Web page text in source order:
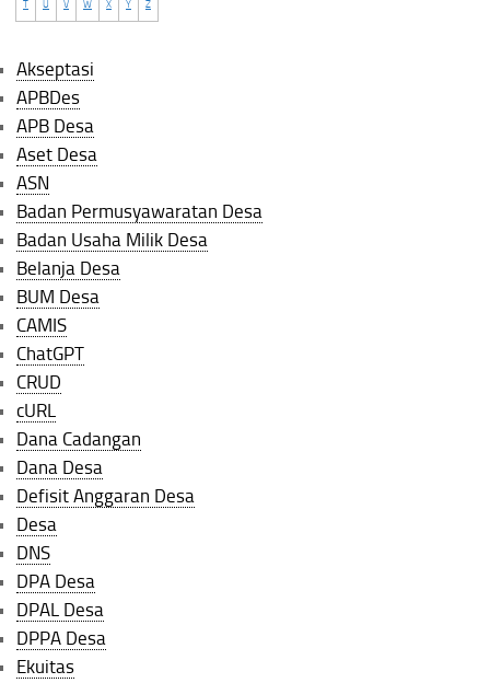
T U V W X Y Z
Akseptasi
APBDes
APB Desa
Aset Desa
ASN
Badan Permusyawaratan Desa
Badan Usaha Milik Desa
Belanja Desa
BUM Desa
CAMIS
ChatGPT
CRUD
cURL
Dana Cadangan
Dana Desa
Defisit Anggaran Desa
Desa
DNS
DPA Desa
DPAL Desa
DPPA Desa
Ekuitas